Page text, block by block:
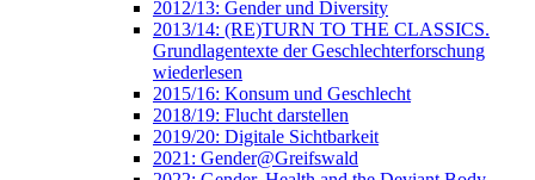
2012/13: Gender und Diversity
2013/14: (RE)TURN TO THE CLASSICS.
Grundlagentexte der Geschlechterforschung
wiederlesen
2015/16: Konsum und Geschlecht
2018/19: Flucht darstellen
2019/20: Digitale Sichtbarkeit
2021: Gender@Greifswald